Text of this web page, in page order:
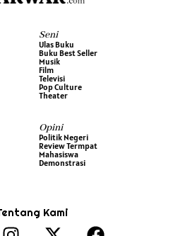
Seni
Ulas Buku
Buku Best Seller
Musik
Film
Televisi
Pop Culture
Theater
Opini
Politik Negeri
Review Termpat
Mahasiswa
Demonstrasi
Kami